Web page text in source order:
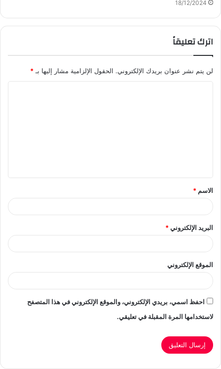
18/12/2024
اترك تعليقاً
لن يتم نشر عنوان بريدك الإلكتروني. الحقول الإلزامية مشار إليها بـ *
ق
*
الاسم *
البريد الإلكتروني*
الموقع الإلكتروني
احفظ اسمي، بريدي الإلكتروني، والموقع الإلكتروني في هذا المتصفح
لاستخدامها المرة المقبلة في تعليقي.